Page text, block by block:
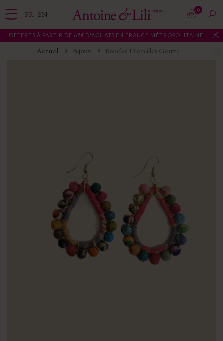
À PARTIR DE 65€ D'ACHATS EN FRANCE MÉTROPOLITAINE
FR EN 0
Accueil Bijoux Boucles D'oreilles Goutte